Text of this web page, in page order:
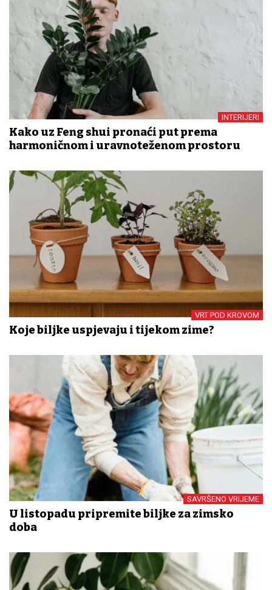
INTERIJERI
Kako uz Feng shui pronaći put prema
harmoničnom i uravnoteženom prostoru
VRT POD KROVOM
Koje biljke uspjevaju i tijekom zime?
SAVRŠENO VRIJEME
U listopadu pripremite biljke za zimsko
doba